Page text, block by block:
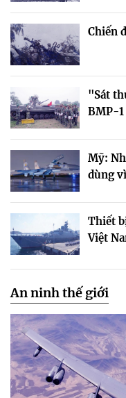
Chiến
"Sát
BMP-1
Mỹ:
dùng
Thiết
Việt
An ninh thế giới